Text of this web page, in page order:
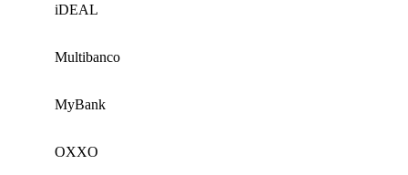
iDEAL
Multibanco
MyBank
OXXO